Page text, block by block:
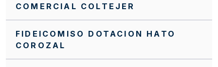
NUEVO MANUAL FINANCIERO DEL PA FFIE
Manual Financiero
COMERCIAL COLTEJER
FIDEICOMISO DOTACION HATO
COROZAL